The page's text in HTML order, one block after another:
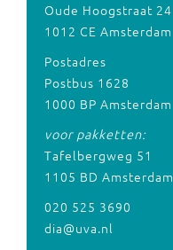
Oude Hoogstraat 24
1012 CE Amsterdam
Postadres
Postbus 1628
1000 BP Amsterdam
voor pakketten:
Tafelbergweg 51
1105 BD Amsterdam
020 525 3690
dia@uva.nl